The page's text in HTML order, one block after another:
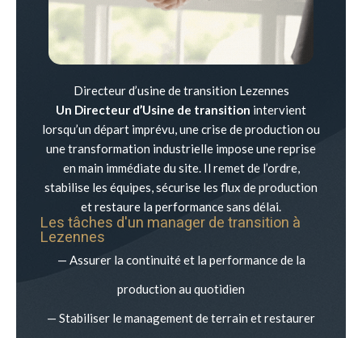
Directeur d’usine de transition Lezennes
Un Directeur d’Usine de transition intervient
lorsqu’un départ imprévu, une crise de production ou
une transformation industrielle impose une reprise
en main immédiate du site. Il remet de l’ordre,
stabilise les équipes, sécurise les flux de production
et restaure la performance sans délai.
Les tâches d'un manager de transition à
Lezennes
— Assurer la continuité et la performance de la
production au quotidien
— Stabiliser le management de terrain et restaurer